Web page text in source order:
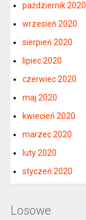
październik 2020
wrzesień 2020
sierpień 2020
lipiec 2020
czerwiec 2020
maj 2020
kwiecień 2020
marzec 2020
luty 2020
styczeń 2020
Losowe